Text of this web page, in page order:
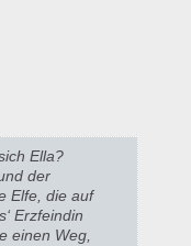
Ella?
der
Elfe, die auf
Erzfeindin
einen Weg,